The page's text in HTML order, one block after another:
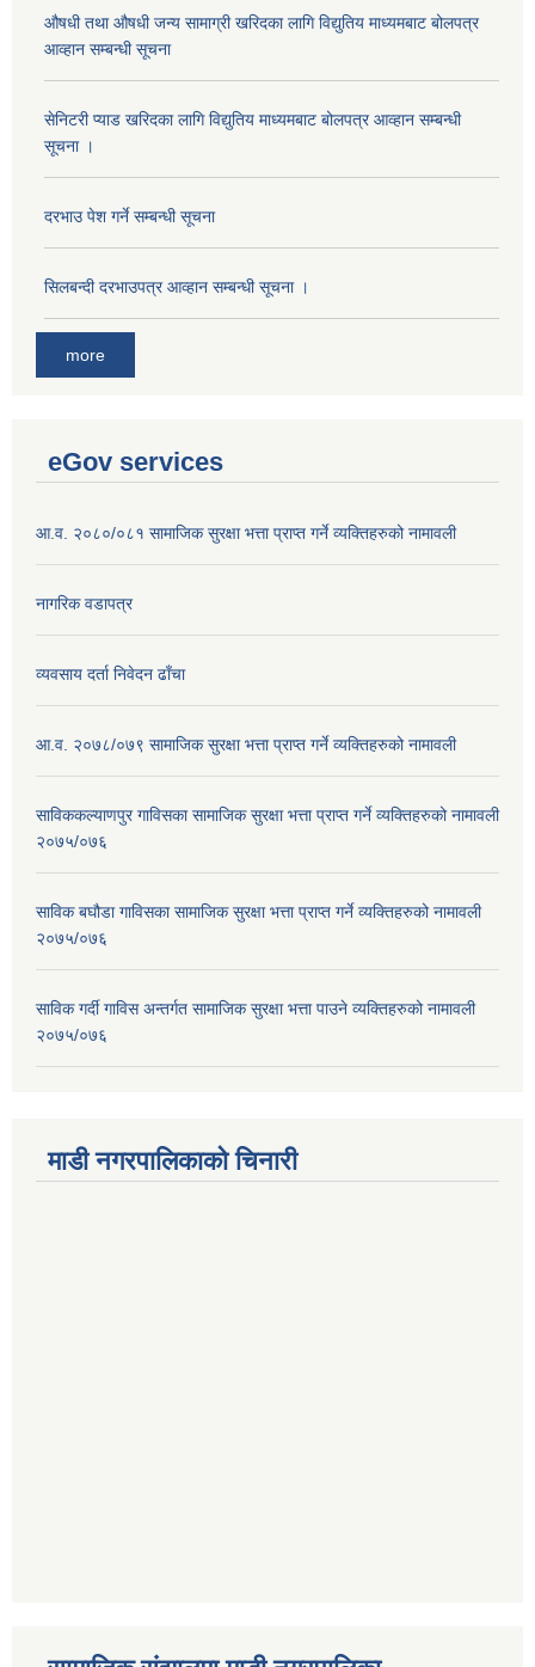
औषधी तथा औषधी जन्य सामाग्री खरिदका लागि विद्युतिय माध्यमबाट बोलपत्र
आव्हान सम्बन्धी सूचना
सेनिटरी प्याड खरिदका लागि विद्युतिय माध्यमबाट बोलपत्र आव्हान सम्बन्धी
सूचना ।
दरभाउ पेश गर्ने सम्बन्धी सूचना
सिलबन्दी दरभाउपत्र आव्हान सम्बन्धी सूचना ।
more
eGov services
आ.व. २०८०/०८१ सामाजिक सुरक्षा भत्ता प्राप्त गर्ने व्यक्तिहरुको नामावली
नागरिक वडापत्र
व्यवसाय दर्ता निवेदन ढाँचा
आ.व. २०७८/०७९ सामाजिक सुरक्षा भत्ता प्राप्त गर्ने व्यक्तिहरुको नामावली
साविककल्याणपुर गाविसका सामाजिक सुरक्षा भत्ता प्राप्त गर्ने व्यक्तिहरुको नामावली
२०७५/०७६
साविक बघौडा गाविसका सामाजिक सुरक्षा भत्ता प्राप्त गर्ने व्यक्तिहरुको नामावली
२०७५/०७६
साविक गर्दी गाविस अन्तर्गत सामाजिक सुरक्षा भत्ता पाउने व्यक्तिहरुको नामावली
२०७५/०७६
माडी नगरपालिकाको चिनारी